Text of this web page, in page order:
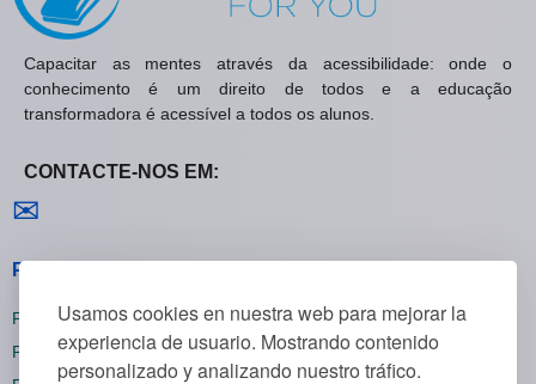
Usamos cookies en nuestra web para mejorar la
experiencia de usuario. Mostrando contenido
personalizado y analizando nuestro tráfico.
Capacitar as mentes através da acessibilidade: onde o
conhecimento é um direito de todos e a educação
transformadora é acessível a todos os alunos.
CONTACTE-NOS EM:
✉
Políticas Gerais
Política de Privacidade
Política de Cookies